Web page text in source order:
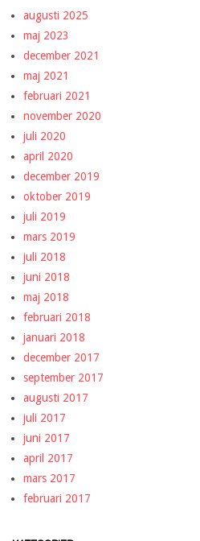
augusti 2025
maj 2023
december 2021
maj 2021
februari 2021
november 2020
juli 2020
april 2020
december 2019
oktober 2019
juli 2019
mars 2019
juli 2018
juni 2018
maj 2018
februari 2018
januari 2018
december 2017
september 2017
augusti 2017
juli 2017
juni 2017
april 2017
mars 2017
februari 2017